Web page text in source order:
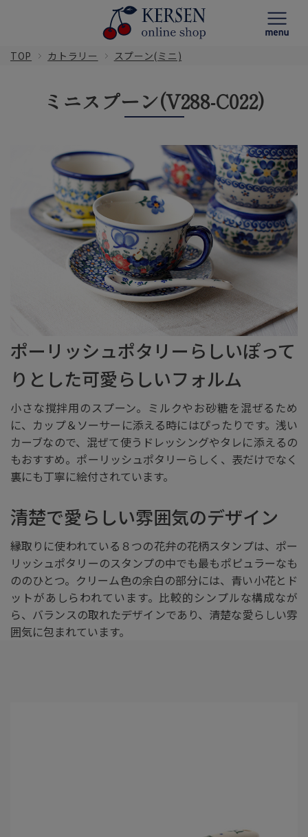
TOP カトラリー スプーン(ミニ)
ミニスプーン(V288-C022)
ポーリッシュポタリーらしいぽって
りとした可愛らしいフォルム
小さな撹拌用のスプーン。ミルクやお砂糖を混ぜるため
に、カップ＆ソーサーに添える時にはぴったりです。浅い
カーブなので、混ぜて使うドレッシングやタレに添えるの
もおすすめ。ポーリッシュポタリーらしく、表だけでなく
裏にも丁寧に絵付されています。
清楚で愛らしい雰囲気のデザイン
縁取りに使われている８つの花弁の花柄スタンプは、ポー
リッシュポタリーのスタンプの中でも最もポピュラーなも
ののひとつ。クリーム色の余白の部分には、青い小花とド
ットがあしらわれています。比較的シンプルな構成なが
ら、バランスの取れたデザインであり、清楚な愛らしい雰
囲気に包まれています。